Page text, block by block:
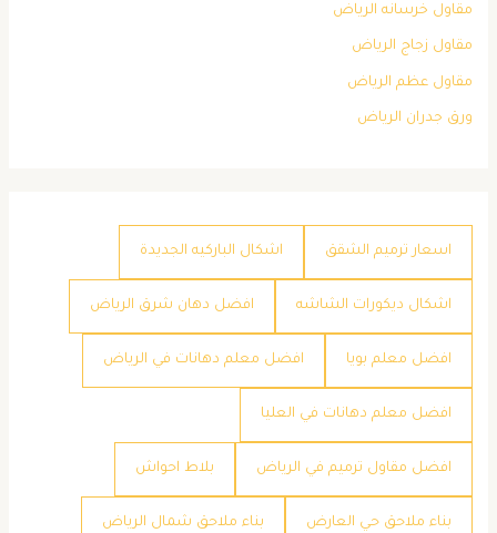
مقاول خرسانه الرياض
مقاول زجاج الرياض
مقاول عظم الرياض
ورق جدران الرياض
اسعار ترميم الشقق اشكال الباركيه الجديدة
اشكال ديكورات الشاشه افضل دهان شرق الرياض
افضل معلم بويا افضل معلم دهانات في الرياض
افضل معلم دهانات في العليا
افضل مقاول ترميم في الرياض بلاط احواش
بناء ملاحق حي العارض بناء ملاحق شمال الرياض